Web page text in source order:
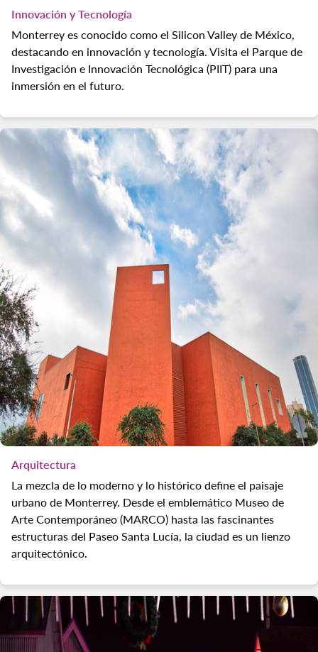
Innovación y Tecnología
Monterrey es conocido como el Silicon Valley de México,
destacando en innovación y tecnología. Visita el Parque de
Investigación e Innovación Tecnológica (PIIT) para una
inmersión en el futuro.
Arquitectura
La mezcla de lo moderno y lo histórico define el paisaje
urbano de Monterrey. Desde el emblemático Museo de
Arte Contemporáneo (MARCO) hasta las fascinantes
estructuras del Paseo Santa Lucía, la ciudad es un lienzo
arquitectónico.